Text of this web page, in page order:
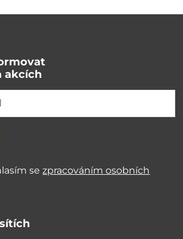
akcích
sezpracováním osobních